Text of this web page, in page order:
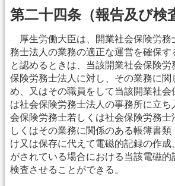
第二十四条（報告及び検
厚生労働大臣は、開業社会保険労務
務士法人の業務の適正な運営を確保す
と認めるときは、当該開業社会保険労
保険労務士法人に対し、その業務に関
め、又はその職員をして当該開業社会
は社会保険労務士法人の事務所に立ち
会保険労務士若しくは社会保険労務士
しくはその業務に関係のある帳簿書
け又は保存に代えて電磁的記録の作成
がされている場合における当該電磁的
検査させることができる。